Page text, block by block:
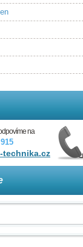
na
technika.cz